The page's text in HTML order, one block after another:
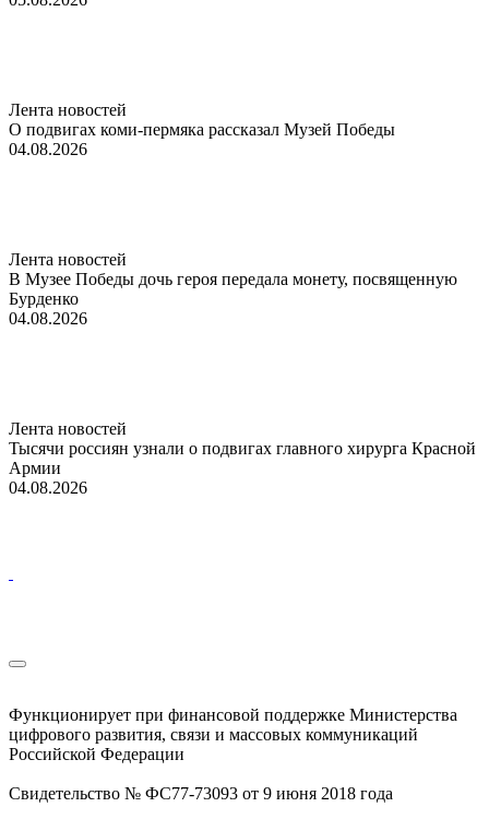
Лента новостей
О подвигах коми-пермяка рассказал Музей Победы
04.08.2026
Лента новостей
В Музее Победы дочь героя передала монету, посвященную
Бурденко
04.08.2026
Лента новостей
Тысячи россиян узнали о подвигах главного хирурга Красной
Армии
04.08.2026
Функционирует при финансовой поддержке Министерства
цифрового развития, связи и массовых коммуникаций
Российской Федерации
Свидетельство № ФС77-73093 от 9 июня 2018 года